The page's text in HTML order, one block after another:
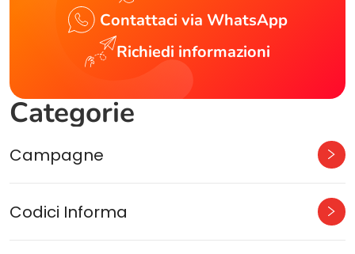
Contattaci via WhatsApp
Richiedi informazioni
Categorie
Campagne
Codici Informa